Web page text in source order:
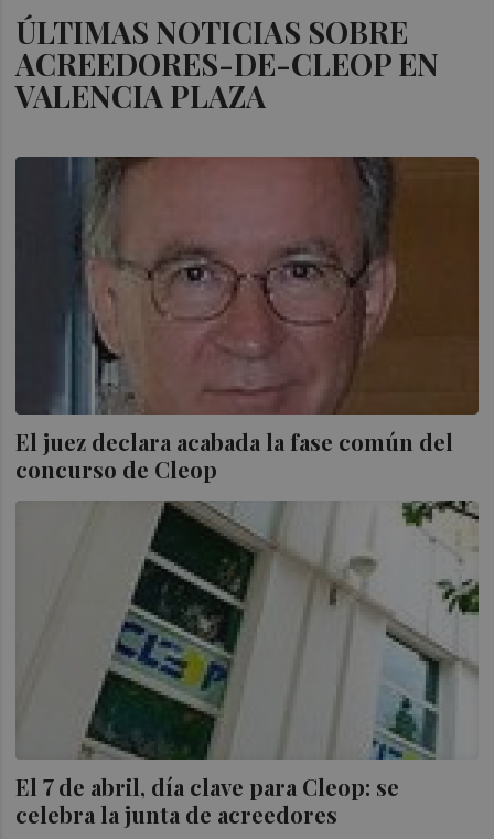
ÚLTIMAS NOTICIAS SOBRE
ACREEDORES-DE-CLEOP EN
VALENCIA PLAZA
El juez declara acabada la fase común del
concurso de Cleop
El 7 de abril, día clave para Cleop: se
celebra la junta de acreedores